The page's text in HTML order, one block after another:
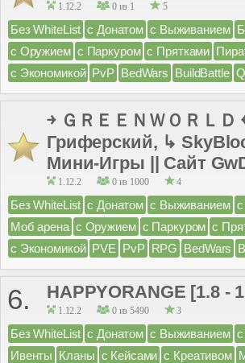
1.12.2 0 из 1 5
Без WhiteList с Донатом с Выживанием
с Оружием с Паркуром с Прятками
с Экономикой PvP BedWars BuildBattle
￫ ＧＲＥＥＮＷＯＲＬ
Гриферский, ↳
Мини-Игры || Сайт
1.12.2 0 из 1000 4
Без WhiteList с Донатом с Выживанием
Моб арена с Оружием с Паркуром с
с Экономикой PVE PvP RPG BedWars
6. HAPPYORANGE [1.8 -
1.12.2 0 из 5490 3
Без WhiteList с Донатом с Выживанием
Ивенты Кланы с Кейсами с Креативом